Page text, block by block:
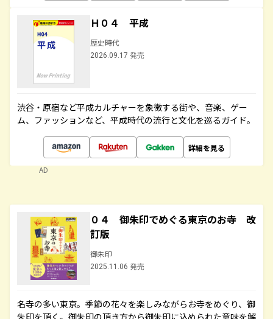
Ｈ０４ 平成
歴史時代
2026.09.17 発売
渋谷・原宿など平成カルチャーを象徴する街や、音楽、ゲー
ム、ファッションなど、平成時代の流行と文化を巡るガイド。
詳細を見る
AD
０４ 御朱印でめぐる東京のお寺 改
訂版
御朱印
2025.11.06 発売
名寺の多い東京。季節の花々を楽しみながらお寺をめぐり、御
朱印を頂く。御朱印の頂き方から御朱印に込められた意味を解